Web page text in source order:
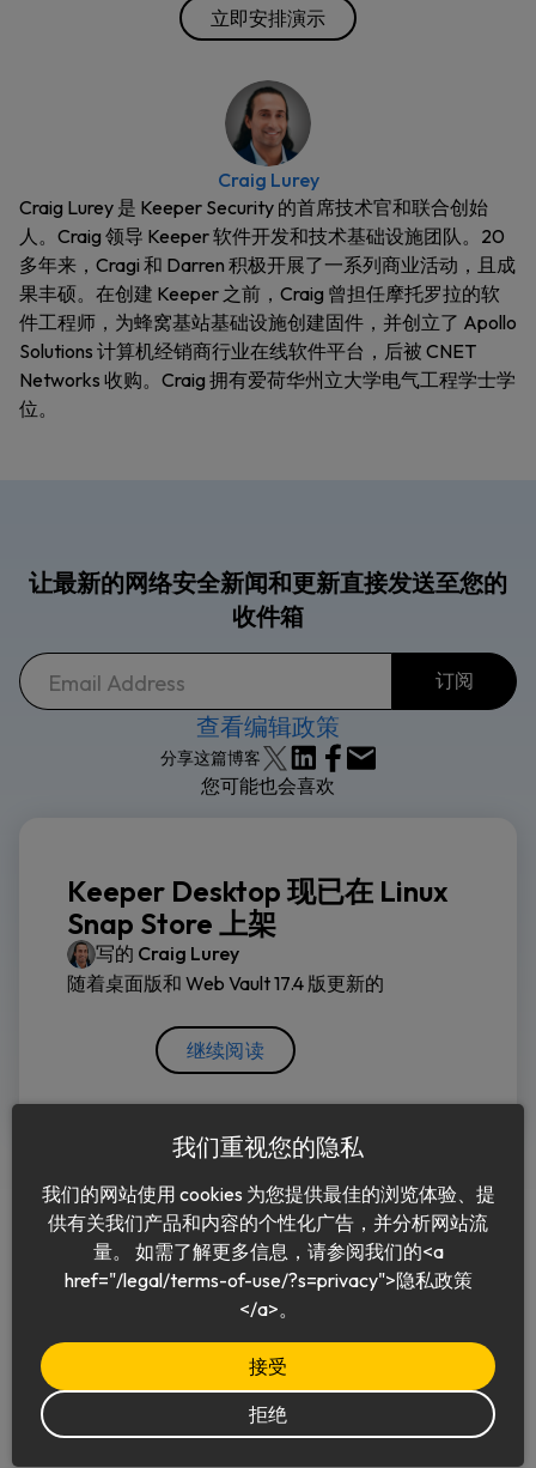
立即安排演示
Craig Lurey
Craig Lurey 是 Keeper Security 的首席技术官和联合创始
人。Craig 领导 Keeper 软件开发和技术基础设施团队。20
多年来，Cragi 和 Darren 积极开展了一系列商业活动，且成
果丰硕。在创建 Keeper 之前，Craig 曾担任摩托罗拉的软
件工程师，为蜂窝基站基础设施创建固件，并创立了 Apollo
Solutions 计算机经销商行业在线软件平台，后被 CNET
Networks 收购。Craig 拥有爱荷华州立大学电气工程学士学
位。
让最新的网络安全新闻和更新直接发送至您的
收件箱
查看编辑政策
分享这篇博客
您可能也会喜欢
Keeper Desktop 现已在 Linux
Snap Store 上架
写的 Craig Lurey
随着桌面版和 Web Vault 17.4 版更新的
继续阅读
中文 (简体)
© 2026 Keeper Security, Inc.
我们重视您的隐私
我们的网站使用 cookies 为您提供最佳的浏览体验、提
供有关我们产品和内容的个性化广告，并分析网站流
量。 如需了解更多信息，请参阅我们的<a
href="/legal/terms-of-use/?s=privacy">隐私政策
</a>。
接受
拒绝